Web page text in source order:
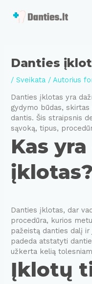
turinio
Danties
/Sveikata / Autorius
Danties įklotas yra
gydymo būdas,
dantis. Šis straipsnis
sąvoką, tipus,
Kas
įklotas?
Danties įklotas, dar
procedūra, kurios
pažeistą danties dalį ir
padeda atstatyti
užkerta kelią
Įklotų